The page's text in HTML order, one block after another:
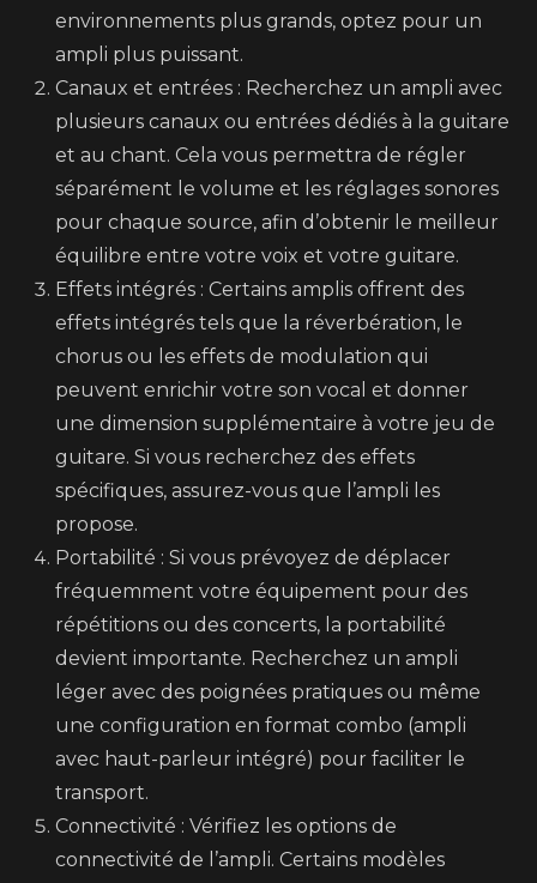
environnements plus grands, optez pour un
ampli plus puissant.
Canaux et entrées : Recherchez un ampli avec
plusieurs canaux ou entrées dédiés à la guitare
et au chant. Cela vous permettra de régler
séparément le volume et les réglages sonores
pour chaque source, afin d’obtenir le meilleur
équilibre entre votre voix et votre guitare.
Effets intégrés : Certains amplis offrent des
effets intégrés tels que la réverbération, le
chorus ou les effets de modulation qui
peuvent enrichir votre son vocal et donner
une dimension supplémentaire à votre jeu de
guitare. Si vous recherchez des effets
spécifiques, assurez-vous que l’ampli les
propose.
Portabilité : Si vous prévoyez de déplacer
fréquemment votre équipement pour des
répétitions ou des concerts, la portabilité
devient importante. Recherchez un ampli
léger avec des poignées pratiques ou même
une configuration en format combo (ampli
avec haut-parleur intégré) pour faciliter le
transport.
Connectivité : Vérifiez les options de
connectivité de l’ampli. Certains modèles